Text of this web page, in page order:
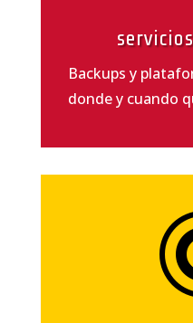
Backups y
donde y cuando